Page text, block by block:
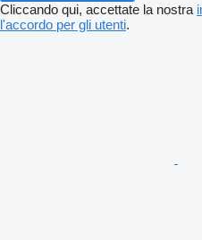
Cliccando qui, accettate la nostra
l'accordo per gli utenti.